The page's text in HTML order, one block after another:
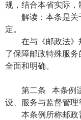
规，结合本省实际，
解读：本条是关
定。
在与《邮政法》
了保障邮政特殊服
全面和明确。
第二条 本条例适
设、服务与监督管理
本条例所称邮政